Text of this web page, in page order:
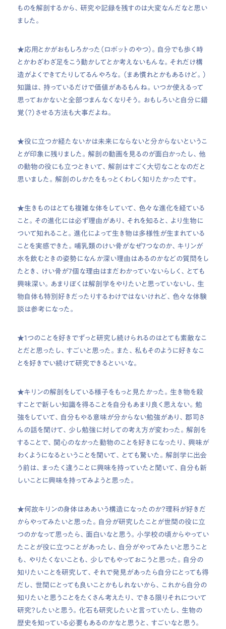
ものを解剖するから、研究や記録を残すのは大変なんだなと思い
ました。
★応用とかがおもしろかった（ロボットのやつ）。自分でも歩く時
とかわざわざ足をこう動かしてとか考えないもんな。それだけ構
造がよくできてたりしてるんやろな。（まあ慣れとかもあるけど。）
知識は、持っているだけで価値があるもんね。いつか使えるって
思っておかないと全部つまんなくなりそう。おもしろいと自分に錯
覚（？）させる方法も大事だよね。
★役に立つか経たないかは未来にならないと分からないというこ
とが印象に残りました。解剖の動画を見るのが面白かったし、他
の動物の役にも立つときいて、解剖はすごく大切なことなのだと
思いました。解剖のしかたをもっとくわしく知りたかったです。
★生きものはとても複雑な体をしていて、色々な進化を経ている
こと。その進化には必ず理由があり、それを知ると、より生物に
ついて知れること。進化によって生き物は多様性が生まれている
ことを実感できた。哺乳類のけい骨がなぜ７つなのか、キリンが
水を飲むときの姿勢になんか深い理由はあるのかなどの質問をし
たとき、けい骨が7個な理由はまだわかっていないらしく、とても
興味深い。あまりぼくは解剖学をやりたいと思っていないし、生
物自体も特別好きだったりするわけではないけれど、色々な体験
談は参考になった。
★１つのことを好きでずっと研究し続けられるのはとても素敵なこ
とだと思ったし、すごいと思った。また、私もそのように好きなこ
とを好きでい続けて研究できるといいな。
★キリンの解剖をしている様子をもっと見たかった。生き物を殺
すことで新しい知識を得ることを自分もあまり良く思えない。勉
強をしていて、自分もやる意味が分からない勉強があり、郡司さ
んの話を聞けて、少し勉強に対しての考え方が変わった。解剖を
することで、関心のなかった動物のことを好きになったり、興味が
わくようになるということを聞いて、とても驚いた。解剖学に出会
う前は、まったく違うことに興味を持っていたと聞いて、自分も新
しいことに興味を持ってみようと思った。
★何故キリンの身体はああいう構造になったのか？理科が好きだ
からやってみたいと思った。自分が研究したことが世間の役に立
つのかなって思ったら、面白いなと思う。小学校の頃からやってい
たことが役に立つことがあったし、自分がやってみたいと思うこと
も、やりたくないことも、少しでもやっておこうと思った。自分の
知りたいことを研究して、それで発見があったら自分にとっても得
だし、世間にとっても良いことかもしれないから、これから自分の
知りたいと思うことをたくさん考えたり、できる限りそれについて
研究？したいと思う。化石も研究したいと言っていたし、生物の
歴史を知っている必要もあるのかなと思うと、すごいなと思う。